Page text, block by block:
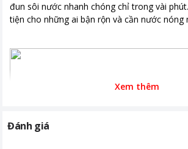
đun sôi nước nhanh chóng chỉ trong vài
tiện cho những ai bận rộn và cần nước nóng
Xem thêm
Đánh giá